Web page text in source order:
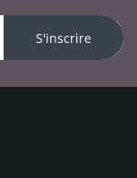
S'inscrire